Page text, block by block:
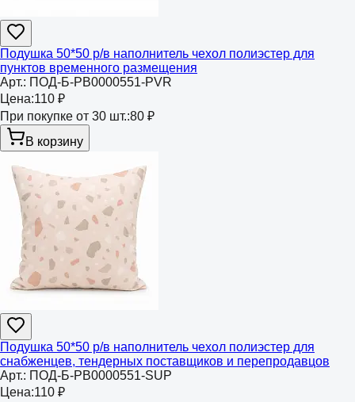
Подушка 50*50 р/в наполнитель чехол полиэстер для
пунктов временного размещения
Арт.: ПОД-Б-РВ0000551-PVR
Цена:110 ₽
При покупке от 30 шт.:80 ₽
В корзину
Подушка 50*50 р/в наполнитель чехол полиэстер для
снабженцев, тендерных поставщиков и перепродавцов
Арт.: ПОД-Б-РВ0000551-SUP
Цена:110 ₽